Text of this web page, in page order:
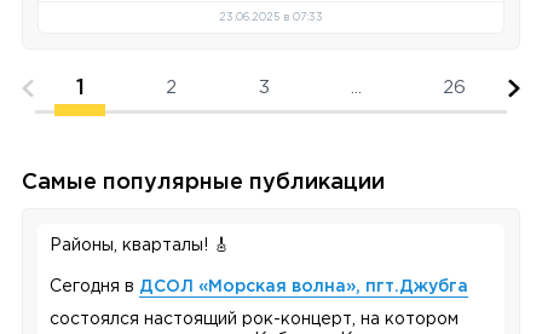
23.06.2025 в 07:33
1 2 3 26
Самые популярные публикации
Районы, кварталы! 🎸
Сегодня в ДСОЛ «Морская волна», пгт.Джубга
состоялся настоящий рок-концерт, на котором